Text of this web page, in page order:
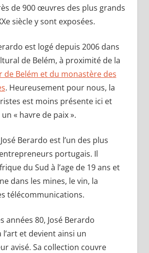
de 900 œuvres des plus grands
siècle y sont exposées.
est logé depuis 2006 dans
de Belém, à proximité de la
de Belém et du monastère des
. Heureusement pour nous, la
est moins présente ici et
un « havre de paix ».
Berardo est l’un des plus
portugais. Il
du Sud à l’age de 19 ans et
dans les mines, le vin, la
télécommunications.
années 80, José Berardo
l’art et devient ainsi un
avisé. Sa collection couvre